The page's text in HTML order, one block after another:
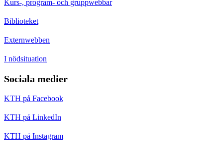
Kurs-, program- och gruppwebbar
Biblioteket
Externwebben
I nödsituation
Sociala medier
KTH på Facebook
KTH på LinkedIn
KTH på Instagram